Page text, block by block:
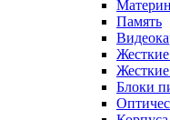
Память
Блоки